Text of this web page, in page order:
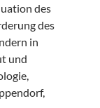
des
des
in
und